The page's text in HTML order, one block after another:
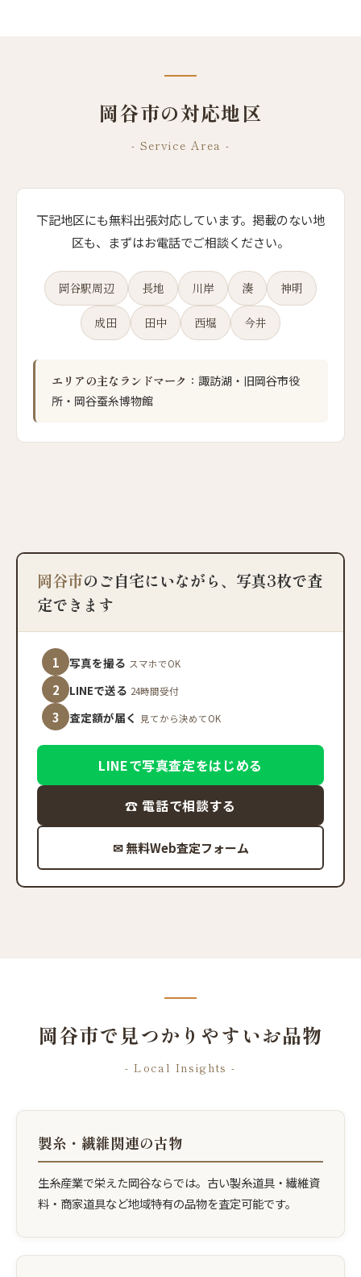
岡谷市の対応地区
- Service Area -
下記地区にも無料出張対応しています。掲載のない地
区も、まずはお電話でご相談ください。
岡谷駅周辺 長地 川岸 湊 神明
成田 田中 西堀 今井
エリアの主なランドマーク： 諏訪湖・旧岡谷市役
所・岡谷蚕糸博物館
岡谷市のご自宅にいながら、写真3枚で査
定できます
1 写真を撮る スマホでOK
2 LINEで送る 24時間受付
3 査定額が届く 見てから決めてOK
LINEで写真査定をはじめる
☎ 電話で相談する
✉ 無料Web査定フォーム
岡谷市で見つかりやすいお品物
- Local Insights -
製糸・繊維関連の古物
生糸産業で栄えた岡谷ならでは。古い製糸道具・繊維資
料・商家道具など地域特有の品物を査定可能です。